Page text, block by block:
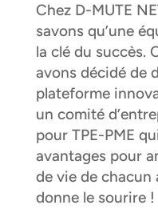
Chez D-MUTE
savons qu’une
la clé du succès.
avons décidé de
plateforme
un comité
pour TPE-PME
avantages pour
de vie de chacun
donne le sourire !